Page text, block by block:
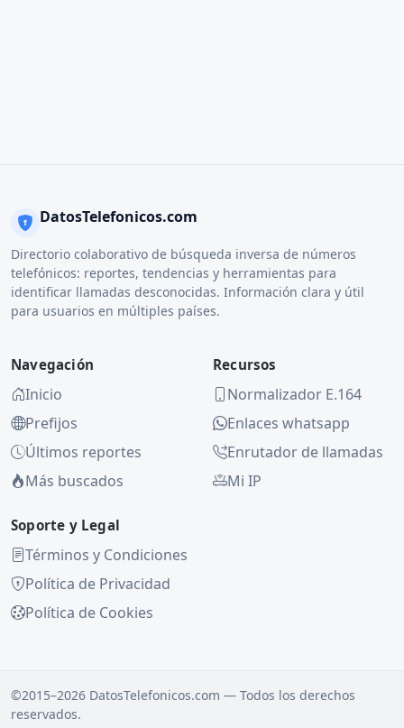
DatosTelefonicos.com
Directorio colaborativo de búsqueda inversa de números
telefónicos: reportes, tendencias y herramientas para
identificar llamadas desconocidas. Información clara y útil
para usuarios en múltiples países.
Navegación
Inicio
Prefijos
Últimos reportes
Más buscados
Recursos
Normalizador E.164
Enlaces whatsapp
Enrutador de llamadas
Mi IP
Soporte y Legal
Términos y Condiciones
Política de Privacidad
Política de Cookies
©2015–2026 DatosTelefonicos.com — Todos los derechos
reservados.